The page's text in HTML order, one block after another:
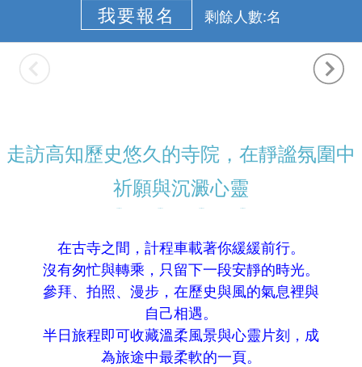
我要報名 剩餘人數:名
走訪高知歷史悠久的寺院，在靜謐氛圍中
祈願與沉澱心靈
在古寺之間，計程車載著你緩緩前行。
沒有匆忙與轉乘，只留下一段安靜的時光。
參拜、拍照、漫步，在歷史與風的氣息裡與
自己相遇。
半日旅程即可收藏溫柔風景與心靈片刻，成
為旅途中最柔軟的一頁。